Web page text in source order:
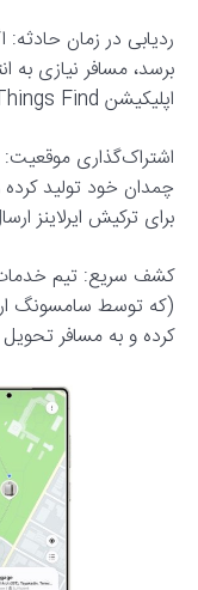
ردیابی در زمان حادثه:
برسد، مسافر نیازی به
اپلیکیشن SmartThings Find شود.
اشتراک‌گذاری
چمدان خود تولید کرده
برای ترکیش ایرلاینز
کشف سریع: تیم خدمات
(که توسط سامسونگ
کرده و به مسافر